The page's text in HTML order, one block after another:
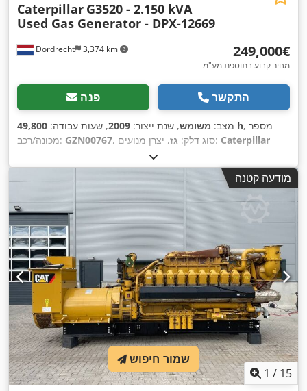
Dordrecht 3,374 km
Caterpillar G3520 - 2.150 kVA
Used Gas Generator - DPX-12669
‏249,000 ‏€
מחיר קבוע בתוספת מע"מ
פנה התקשר
מצב: משומש, שנת ייצור: 2009, שעות עבודה: 49,800 h, מספר
מכונה/רכב: GZN00767 , סוג דלק: גז , יצרן מנועים: Caterpillar
מודעה קטנה
1 / 15
שמור חיפוש